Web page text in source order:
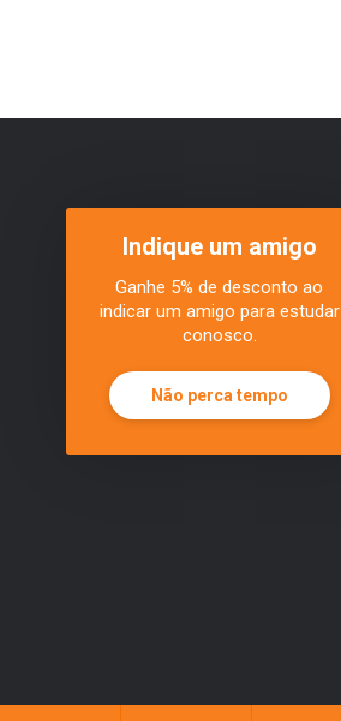
Indique um amigo
Ganhe 5% de desconto ao
indicar um amigo para estudar
conosco.
Não perca tempo